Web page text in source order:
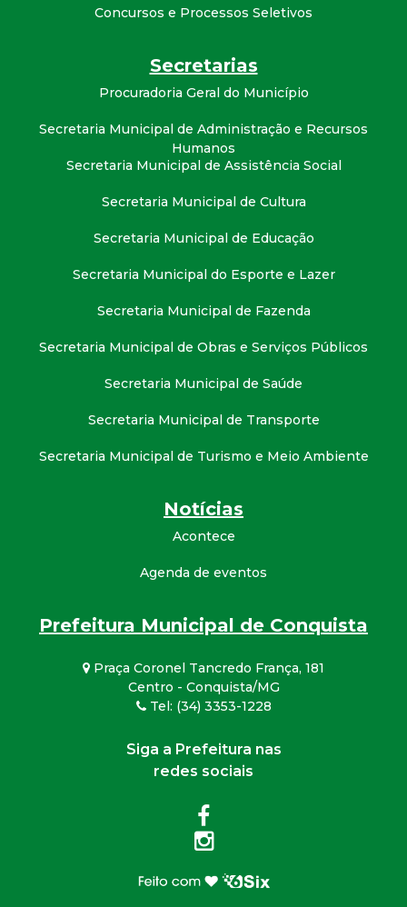
Concursos e Processos Seletivos
Secretarias
Procuradoria Geral do Município
Secretaria Municipal de Administração e Recursos
Humanos
Secretaria Municipal de Assistência Social
Secretaria Municipal de Cultura
Secretaria Municipal de Educação
Secretaria Municipal do Esporte e Lazer
Secretaria Municipal de Fazenda
Secretaria Municipal de Obras e Serviços Públicos
Secretaria Municipal de Saúde
Secretaria Municipal de Transporte
Secretaria Municipal de Turismo e Meio Ambiente
Notícias
Acontece
Agenda de eventos
Prefeitura Municipal de Conquista
Praça Coronel Tancredo França, 181
Centro - Conquista/MG
Tel: (34) 3353-1228
Siga a Prefeitura nas
redes sociais